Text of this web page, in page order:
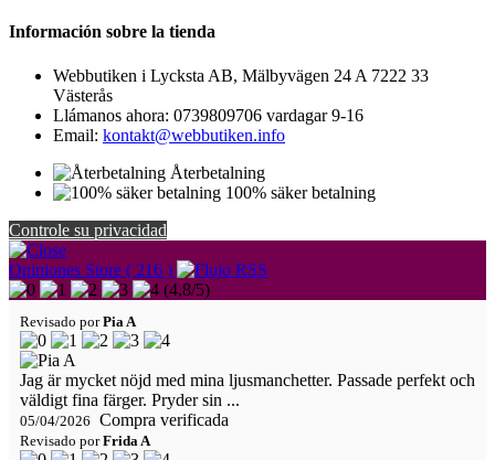
Información sobre la tienda
Webbutiken i Lycksta AB, Mälbyvägen 24 A 7222 33
Västerås
Llámanos ahora: 0739809706 vardagar 9-16
Email: kontakt@webbutiken.info
Återbetalning
100% säker betalning
Controle su privacidad
Opiniones Store ( 216 )
(4,8/5)
Revisado porPia A
Jag är mycket nöjd med mina ljusmanchetter. Passade perfekt och
väldigt fina färger. Pryder sin ...
05/04/2026 Compra verificada
Revisado porFrida A